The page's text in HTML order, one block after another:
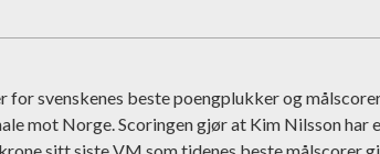
for svenskenes beste poengplukker og
mot Norge. Scoringen gjør at Kim Nilsson har